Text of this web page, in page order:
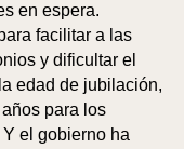
en espera.
facilitar a las
y dificultar el
edad de jubilación,
para los
el gobierno ha